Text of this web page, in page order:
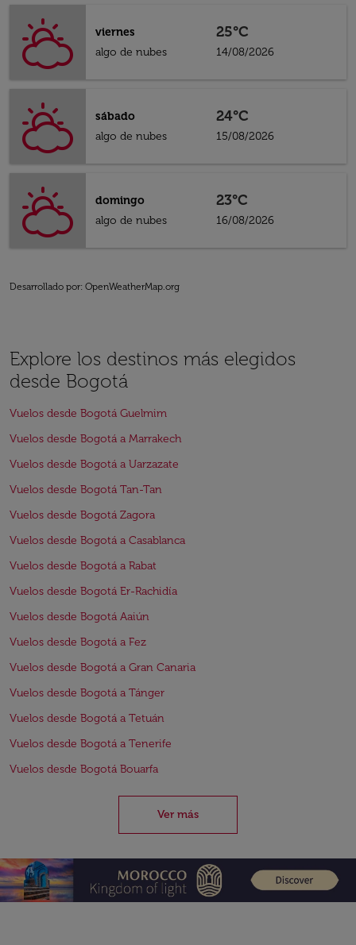
viernes
algo de nubes
25°C
14/08/2026
sábado
algo de nubes
24°C
15/08/2026
domingo
algo de nubes
23°C
16/08/2026
Desarrollado por: OpenWeatherMap.org
Explore los destinos más elegidos
desde Bogotá
Vuelos desde Bogotá Guelmim
Vuelos desde Bogotá a Marrakech
Vuelos desde Bogotá a Uarzazate
Vuelos desde Bogotá Tan-Tan
Vuelos desde Bogotá Zagora
Vuelos desde Bogotá a Casablanca
Vuelos desde Bogotá a Rabat
Vuelos desde Bogotá Er-Rachidía
Vuelos desde Bogotá Aaiún
Vuelos desde Bogotá a Fez
Vuelos desde Bogotá a Gran Canaria
Vuelos desde Bogotá a Tánger
Vuelos desde Bogotá a Tetuán
Vuelos desde Bogotá a Tenerife
Vuelos desde Bogotá Bouarfa
Ver más